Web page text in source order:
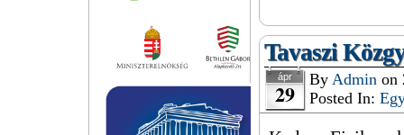
Tavaszi
ápr
29 ByAdmin on
Posted In: